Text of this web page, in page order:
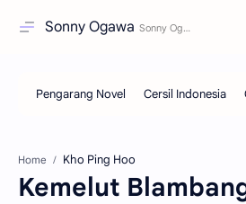
Sonny Ogawa
Home Kho Ping Hoo
Kemelut